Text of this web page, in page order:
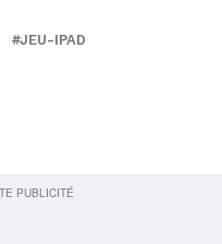
JEU-IPAD